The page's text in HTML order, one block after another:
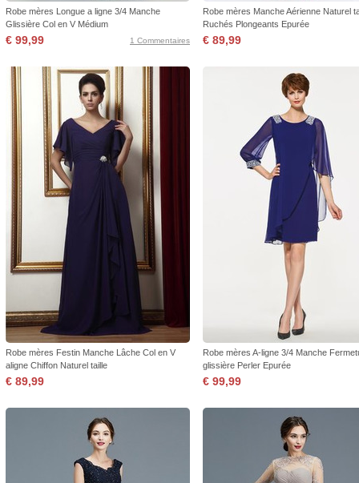
Robe mères Longue a ligne 3/4 Manche
Glissière Col en V Médium
€ 99,99 1 Commentaires
Robe mères Manche Aérienne Naturel
Ruchés Plongeants Epurée
€ 89,99
Robe mères Festin Manche Lâche Col en V
aligne Chiffon Naturel taille
€ 89,99
Robe mères A-ligne 3/4 Manche
glissière Perler Epurée
€ 99,99